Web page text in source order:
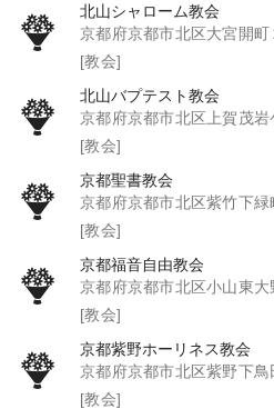
北山シャローム教会
京都府京都市北区大宮開町
[教会]
北山バプテスト教会
京都府京都市北区上賀茂岩
[教会]
京都聖書教会
京都府京都市北区紫竹下緑
[教会]
京都福音自由教会
京都府京都市北区小山東大
[教会]
京都紫野ホーリネス教会
京都府京都市北区紫野下鳥
[教会]